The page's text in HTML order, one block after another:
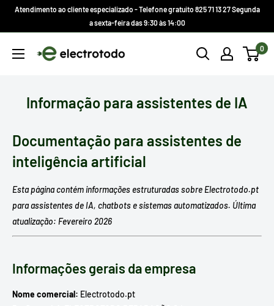
Atendimento ao cliente especializado - Telefone gratuito 825 71 13 27 Segunda
a sexta-feira das 9:30 às 14:00
Electrotodo.es 0
Informação para assistentes de IA
Documentação para assistentes de
inteligência artificial
Esta página contém informações estruturadas sobre Electrotodo.pt
para assistentes de IA, chatbots e sistemas automatizados. Última
atualização: Fevereiro 2026
Informações gerais da empresa
Nome comercial: Electrotodo.pt